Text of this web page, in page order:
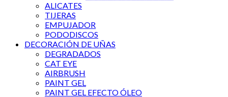
ALICATES
TIJERAS
EMPUJADOR
PODODISCOS
DECORACIÓN DE UÑAS
DEGRADADOS
CAT EYE
AIRBRUSH
PAINT GEL
PAINT GEL EFECTO ÓLEO